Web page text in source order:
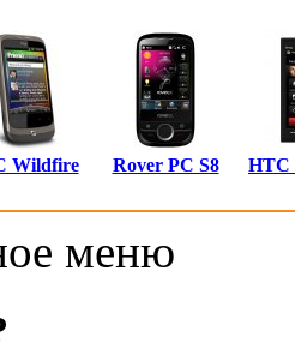
Wildfire Rover PC S8 HTC
меню